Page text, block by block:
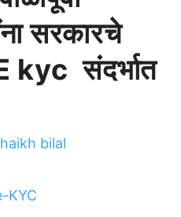
सरकारचे
kyc संदर्भात
bilal